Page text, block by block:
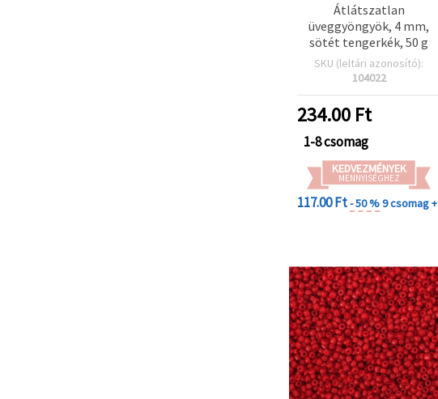
Átlátszatlan
üveggyöngyök, 4 mm,
sötét tengerkék, 50 g
SKU (leltári azonosító):
104022
234.00 Ft
1-8 csomag
KEDVEZMÉNYEK
MENNYISÉGHEZ
117.00 Ft- 50 %9 csomag +